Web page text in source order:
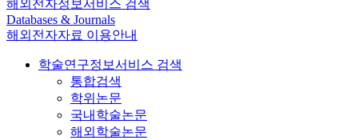
해외전자정보서비스 검색
Databases & Journals
해외전자자료 이용안내
학술연구정보서비스 검색
통합검색
학위논문
국내학술논문
해외학술논문